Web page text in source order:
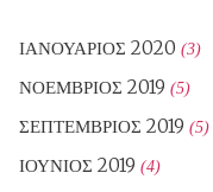
ΙΑΝΟΥΆΡΙΟΣ 2020 (3)
ΝΟΈΜΒΡΙΟΣ 2019 (5)
ΣΕΠΤΈΜΒΡΙΟΣ 2019 (5)
ΙΟΎΝΙΟΣ 2019 (4)